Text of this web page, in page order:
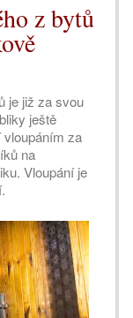
z bytů
je již za svou
ještě
vloupáním za
na
Vloupání je